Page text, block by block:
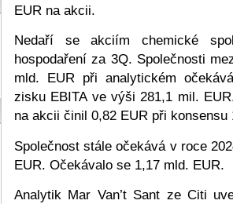
EUR na akcii.
Nedaří se akciím chemické
hospodaření za 3Q. Společnosti
mld. EUR při analytickém
zisku EBITA ve výši 281,1 mil.
na akcii činil 0,82 EUR při konsensu
Společnost stále očekává v roce
EUR. Očekávalo se 1,17 mld. EUR.
Analytik Mar Van’t Sant ze Citi